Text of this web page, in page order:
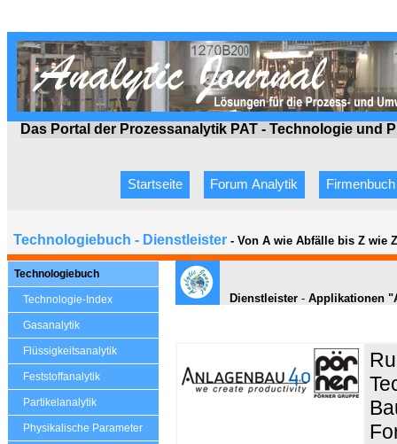
Das Portal der Prozessanalytik PAT - Technologie und
Startseite Forum Analytik Firmenbuch
Technologiebuch - Dienstleister - Von A wie Abfälle bis Z wie
Technologiebuch
Technologie-Index
Gasanalytik
Flüssigkeitsanalytik
Feststoffanalytik
Partikelanalytik
Physikalische Parameter
Dienstleister - Applikationen "